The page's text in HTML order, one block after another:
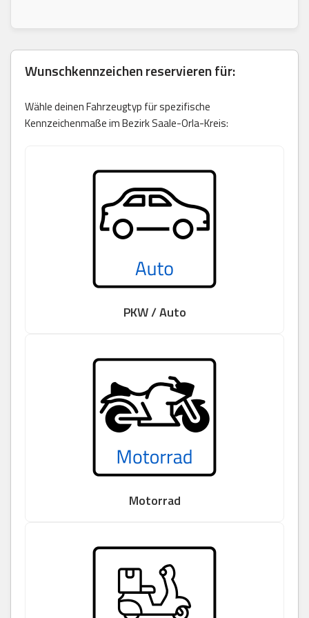
Wunschkennzeichen reservieren für:
Wähle deinen Fahrzeugtyp für spezifische
Kennzeichenmaße im Bezirk Saale-Orla-Kreis:
PKW / Auto
Motorrad